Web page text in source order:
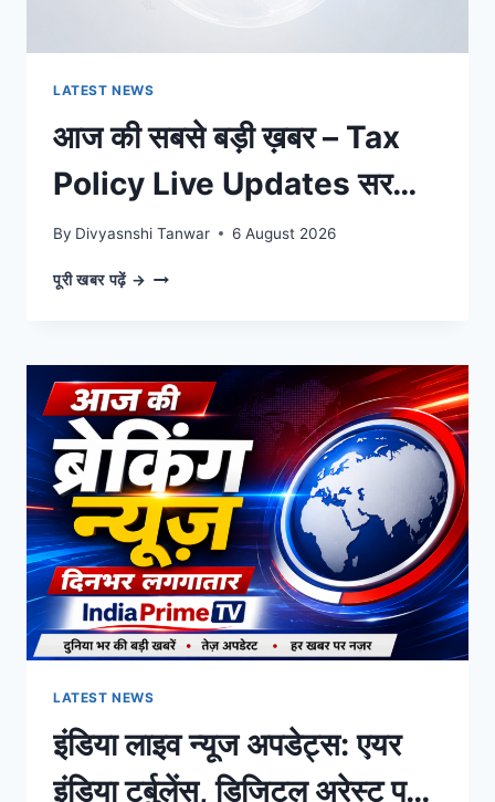
LATEST NEWS
आज की सबसे बड़ी ख़बर – Tax
Policy Live Updates सरकार
का बड़ा ऐलान, पल-पल की अपडेट्स
By Divyasnshi Tanwar 6 August 2026
पूरी खबर पढ़ें → आज
ख़बर
–
TAX
POLICY
LIVE
UPDATES
सरकार
का
बड़ा
ऐलान,
पल-
पल
की
LATEST NEWS
इंडिया लाइव न्यूज अपडेट्स: एयर
इंडिया टर्बुलेंस, डिजिटल अरेस्ट पर